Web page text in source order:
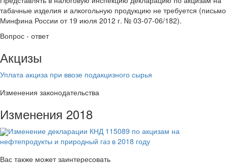
табачные изделия и алкогольную продукцию не требуется (письмо
Минфина России от 19 июля 2012 г. № 03-07-06/182).
Вопрос - ответ
Акцизы
Уплата акциза при ввозе подакцизного сырья
Изменения законодательства
Изменения 2018
Изменение декларации КНД 115089 по акцизам на
нефтепродукты и природный газ в 2018 году
Вас также может заинтересовать